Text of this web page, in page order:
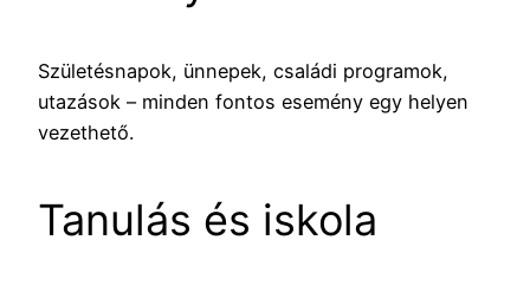
Születésnapok, ünnepek, családi programok,
utazások – minden fontos esemény egy helyen
vezethető.
Tanulás és iskola